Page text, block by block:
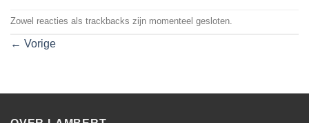
Zowel reacties als trackbacks zijn momenteel gesloten.
← Vorige